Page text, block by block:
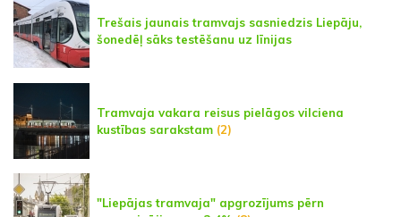
Trešais jaunais tramvajs sasniedzis Liepāju,
šonedēļ sāks testēšanu uz līnijas
Tramvaja vakara reisus pielāgos vilciena
kustības sarakstam (2)
"Liepājas tramvaja" apgrozījums pērn